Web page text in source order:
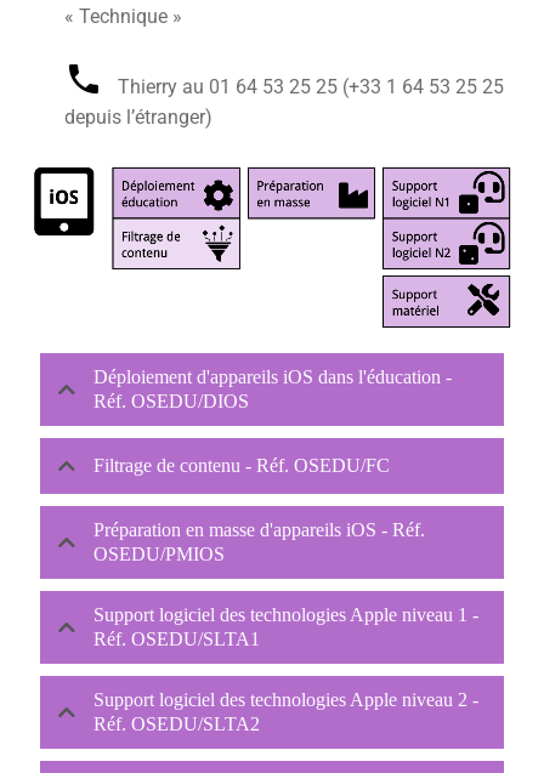
« Technique »
Thierry au 01 64 53 25 25‬ (+33 1 64 53 25 25
depuis l’étranger)
Déploiement d'appareils iOS dans l'éducation -
Réf. OSEDU/DIOS
Filtrage de contenu - Réf. OSEDU/FC
Préparation en masse d'appareils iOS - Réf.
OSEDU/PMIOS
Support logiciel des technologies Apple niveau 1 -
Réf. OSEDU/SLTA1
Support logiciel des technologies Apple niveau 2 -
Réf. OSEDU/SLTA2